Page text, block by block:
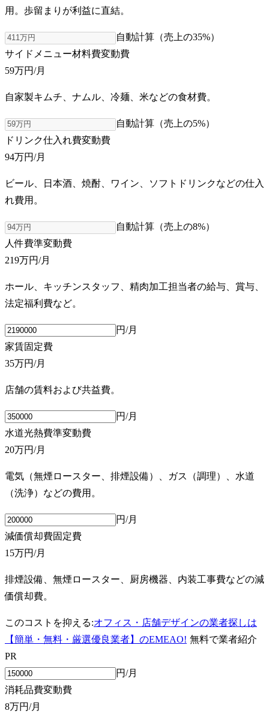
用。歩留まりが利益に直結。
自動計算（売上の35%）
サイドメニュー材料費変動費
59万円/月
自家製キムチ、ナムル、冷麺、米などの食材費。
自動計算（売上の5%）
ドリンク仕入れ費変動費
94万円/月
ビール、日本酒、焼酎、ワイン、ソフトドリンクなどの仕入
れ費用。
自動計算（売上の8%）
人件費準変動費
219万円/月
ホール、キッチンスタッフ、精肉加工担当者の給与、賞与、
法定福利費など。
円/月
家賃固定費
35万円/月
店舗の賃料および共益費。
円/月
水道光熱費準変動費
20万円/月
電気（無煙ロースター、排煙設備）、ガス（調理）、水道
（洗浄）などの費用。
円/月
減価償却費固定費
15万円/月
排煙設備、無煙ロースター、厨房機器、内装工事費などの減
価償却費。
このコストを抑える:オフィス・店舗デザインの業者探しは
【簡単・無料・厳選優良業者】のEMEAO! 無料で業者紹介
PR
円/月
消耗品費変動費
8万円/月